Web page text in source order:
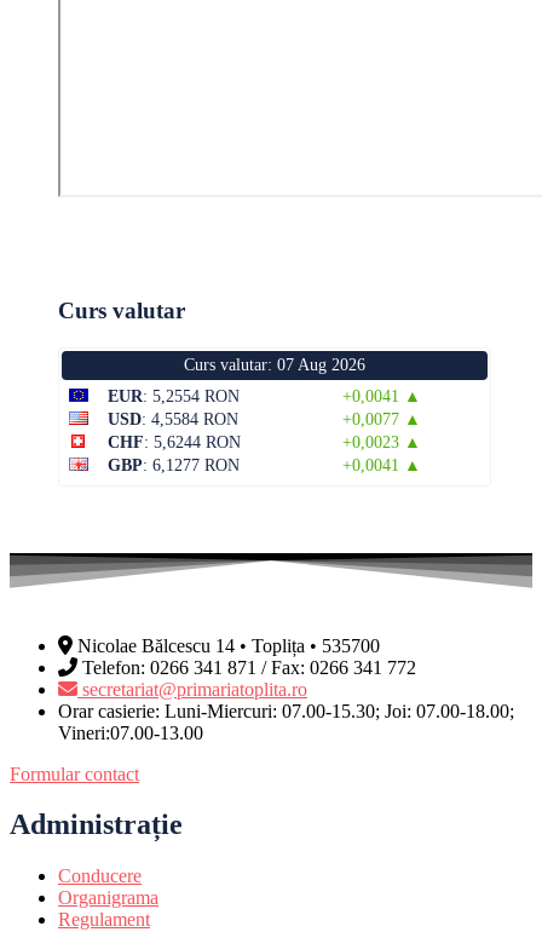
Curs valutar
Curs valutar: 07 Aug 2026
EUR: 5,2554 RON
+0,0041 ▲
USD: 4,5584 RON
+0,0077 ▲
CHF: 5,6244 RON
+0,0023 ▲
GBP: 6,1277 RON +0,0041 ▲
Nicolae Bălcescu 14 • Toplița • 535700
Telefon: 0266 341 871 / Fax: 0266 341 772
secretariat@primariatoplita.ro
Orar casierie: Luni-Miercuri: 07.00-15.30; Joi: 07.00-18.00;
Vineri:07.00-13.00
Formular contact
Administrație
Conducere
Organigrama
Regulament